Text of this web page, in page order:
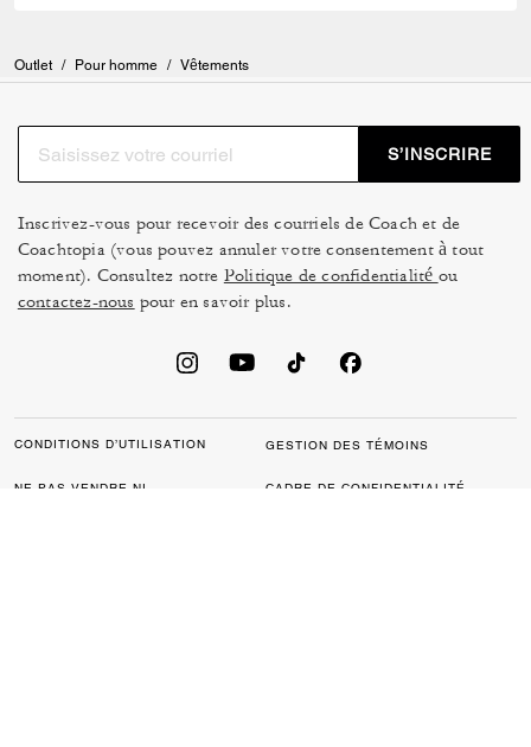
Outlet / Pour homme / Vêtements
S’INSCRIRE
Inscrivez-vous pour recevoir des courriels de Coach et de
Coachtopia (vous pouvez annuler votre consentement à tout
moment). Consultez notre Politique de confidentialité ou
contactez-nous pour en savoir plus.
CONDITIONS D’UTILISATION GESTION DES TÉMOINS
NE PAS VENDRE NI
CADRE DE CONFIDENTIALITÉ